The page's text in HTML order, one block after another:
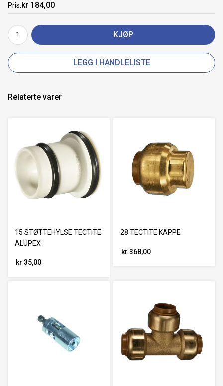
Pris kr 184,00
KJØP
LEGG I HANDLELISTE
Relaterte varer
15 STØTTEHYLSE TECTITE
ALUPEX
kr 35,00
28 TECTITE KAPPE
kr 368,00